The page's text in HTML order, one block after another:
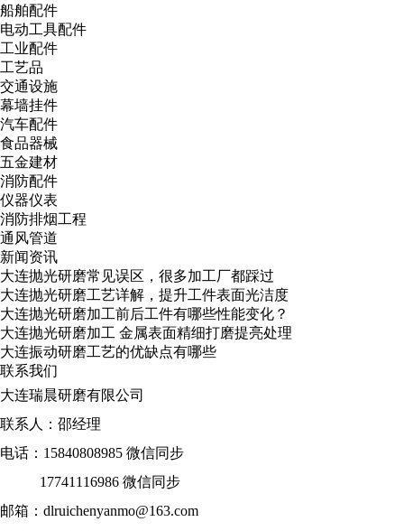
船舶配件
电动工具配件
工业配件
工艺品
交通设施
幕墙挂件
汽车配件
食品器械
五金建材
消防配件
仪器仪表
消防排烟工程
通风管道
新闻资讯
大连抛光研磨常见误区，很多加工厂都踩过
大连抛光研磨工艺详解，提升工件表面光洁度
大连抛光研磨加工前后工件有哪些性能变化？
大连抛光研磨加工 金属表面精细打磨提亮处理
大连振动研磨工艺的优缺点有哪些
联系我们
大连瑞晨研磨有限公司
联系人：邵经理
电话：15840808985 微信同步
17741116986 微信同步
邮箱：dlruichenyanmo@163.com